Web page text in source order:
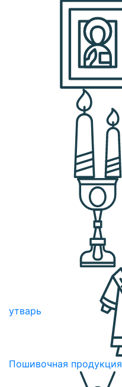
утварь
Пошивочная продукция